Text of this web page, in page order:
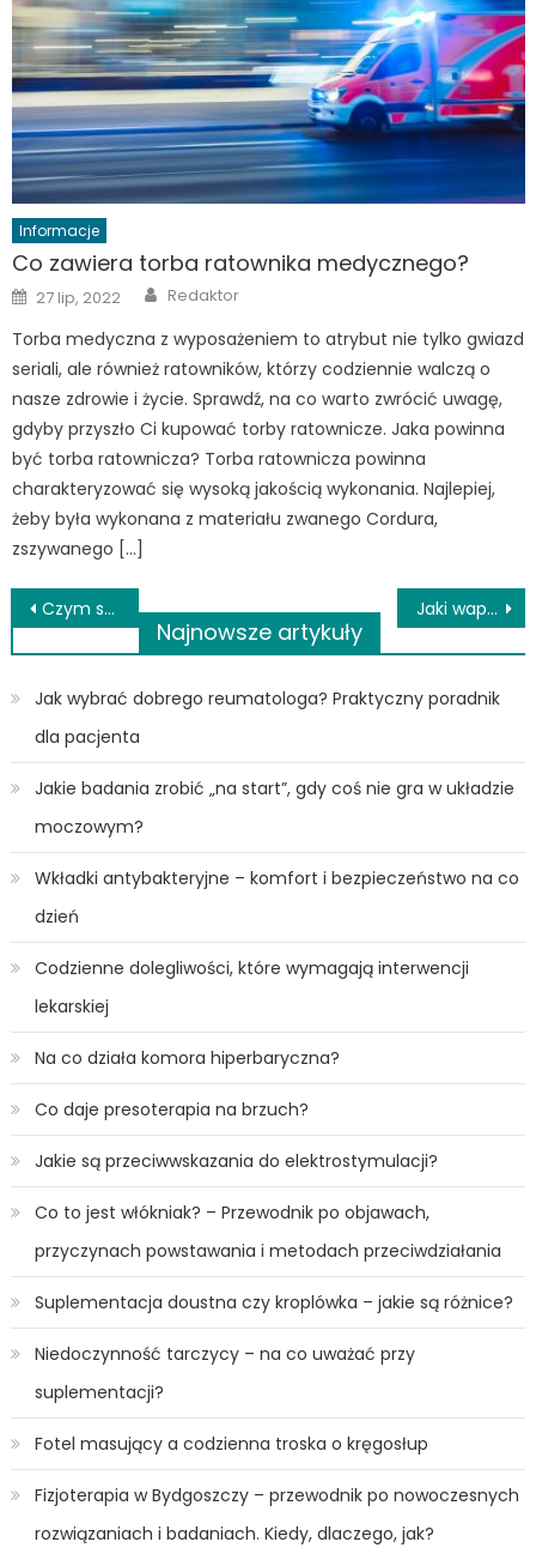
Informacje
Co zawiera torba ratownika medycznego?
Posted
on
27 lip, 2022 Author
Redaktor
Torba medyczna z wyposażeniem to atrybut nie tylko gwiazd
seriali, ale również ratowników, którzy codziennie walczą o
nasze zdrowie i życie. Sprawdź, na co warto zwrócić uwagę,
gdyby przyszło Ci kupować torby ratownicze. Jaka powinna
być torba ratownicza? Torba ratownicza powinna
charakteryzować się wysoką jakością wykonania. Najlepiej,
żeby była wykonana z materiału zwanego Cordura,
zszywanego […]
Nawigacja
wpisu
Czym są i kto powinien korzystać z wkładek urologicznych? Jaki waporyzator stacjonarny kupić?
Najnowsze artykuły
Jak wybrać dobrego reumatologa? Praktyczny poradnik
dla pacjenta
Jakie badania zrobić „na start”, gdy coś nie gra w układzie
moczowym?
Wkładki antybakteryjne – komfort i bezpieczeństwo na co
dzień
Codzienne dolegliwości, które wymagają interwencji
lekarskiej
Na co działa komora hiperbaryczna?
Co daje presoterapia na brzuch?
Jakie są przeciwwskazania do elektrostymulacji?
Co to jest włókniak? – Przewodnik po objawach,
przyczynach powstawania i metodach przeciwdziałania
Suplementacja doustna czy kroplówka – jakie są różnice?
Niedoczynność tarczycy – na co uważać przy
suplementacji?
Fotel masujący a codzienna troska o kręgosłup
Fizjoterapia w Bydgoszczy – przewodnik po nowoczesnych
rozwiązaniach i badaniach. Kiedy, dlaczego, jak?